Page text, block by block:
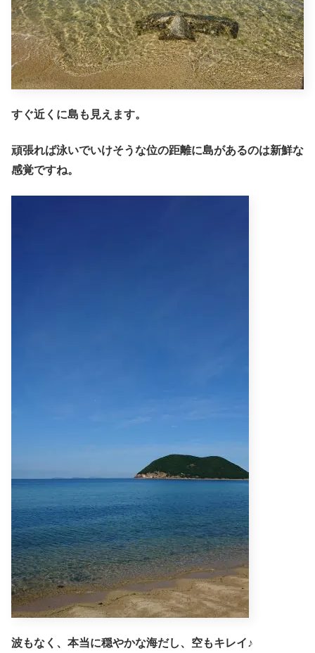
すぐ近くに島も見えます。
頑張れば泳いでいけそうな位の距離に島があるのは新鮮な
感覚ですね。
波もなく、本当に穏やかな海だし、空もキレイ♪